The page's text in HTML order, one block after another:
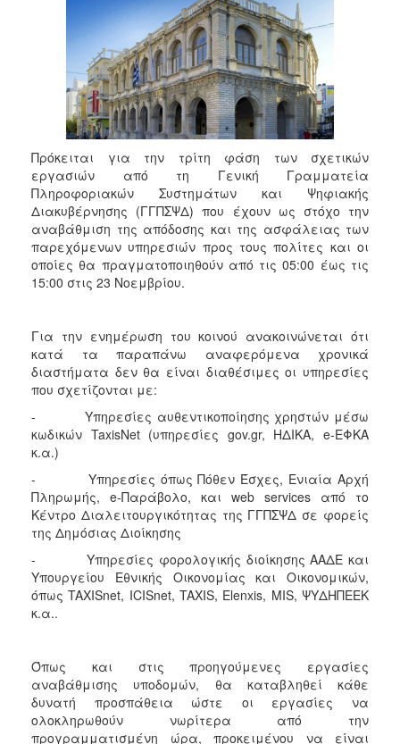
2012
2011
2010
2006
ΤΟΠΟΣ
ΠΟΛΙΤΙΣΜΟΣ
Πρόκειται για την τρίτη φάση των σχετικών
εργασιών από τη Γενική Γραμματεία
Πληροφοριακών Συστημάτων και Ψηφιακής
Διακυβέρνησης (ΓΓΠΣΨΔ) που έχουν ως στόχο την
αναβάθμιση της απόδοσης και της ασφάλειας των
παρεχόμενων υπηρεσιών προς τους πολίτες και οι
οποίες θα πραγματοποιηθούν από τις 05:00 έως τις
15:00 στις 23 Νοεμβρίου.
Για την ενημέρωση του κοινού ανακοινώνεται ότι
κατά τα παραπάνω αναφερόμενα χρονικά
διαστήματα δεν θα είναι διαθέσιμες οι υπηρεσίες
που σχετίζονται με:
- Υπηρεσίες αυθεντικοποίησης χρηστών μέσω
κωδικών TaxisNet (υπηρεσίες gov.gr, ΗΔΙΚΑ, e-ΕΦΚΑ
κ.α.)
- Υπηρεσίες όπως Πόθεν Έσχες, Ενιαία Αρχή
Πληρωμής, e-Παράβολο, και web services από το
Κέντρο Διαλειτουργικότητας της ΓΓΠΣΨΔ σε φορείς
της Δημόσιας Διοίκησης
- Υπηρεσίες φορολογικής διοίκησης ΑΑΔΕ και
Υπουργείου Εθνικής Οικονομίας και Οικονομικών,
όπως TAXISnet, ICISnet, TAXIS, Elenxis, MIS, ΨΥΔΗΠΕΕΚ
κ.α..
Όπως και στις προηγούμενες εργασίες
αναβάθμισης υποδομών, θα καταβληθεί κάθε
δυνατή προσπάθεια ώστε οι εργασίες να
ολοκληρωθούν νωρίτερα από την
προγραμματισμένη ώρα, προκειμένου να είναι